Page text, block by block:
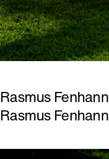
Rasmus Fenhann
Rasmus Fenhann